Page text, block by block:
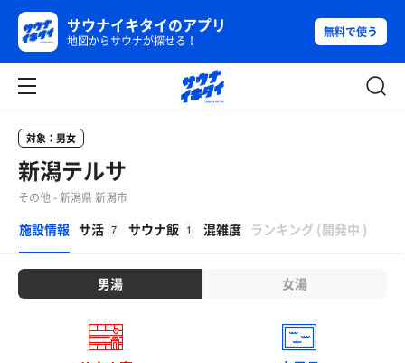
サウナイキタイのアプリ
地図からサウナが探せる！
無料で使う
対象：男女
新潟テルサ
その他 - 新潟県 新潟市
施設情報 サ活 7 サウナ飯 1 混雑度 ランキング (開発中 )
男湯 女湯